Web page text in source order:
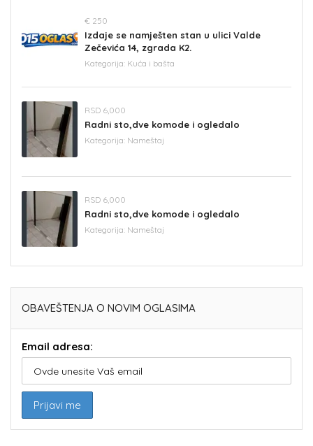
€ 250
Izdaje se namješten stan u ulici Valde
Zečevića 14, zgrada K2.
Kategorija: Kuća i bašta
RSD 6,000
Radni sto,dve komode i ogledalo
Kategorija: Nameštaj
RSD 6,000
Radni sto,dve komode i ogledalo
Kategorija: Nameštaj
OBAVEŠTENJA O NOVIM OGLASIMA
Email adresa: